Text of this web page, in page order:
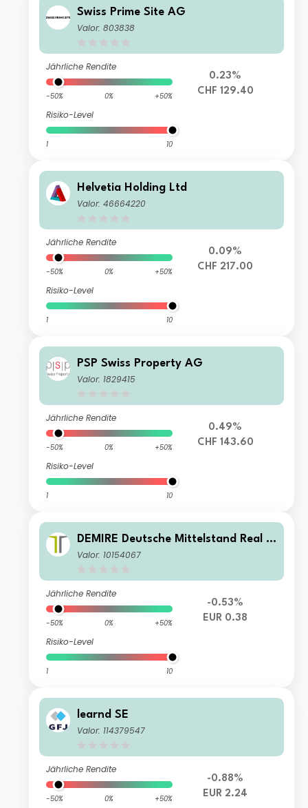
Swiss Prime Site AG
Valor: 803838
Jährliche Rendite
-50% 0% +50%
Risiko-Level
1 10
0.23%
CHF 129.40
Helvetia Holding Ltd
Valor: 46664220
Jährliche Rendite
-50% 0% +50%
Risiko-Level
1 10
0.09%
CHF 217.00
PSP Swiss Property AG
Valor: 1829415
Jährliche Rendite
-50% 0% +50%
Risiko-Level
1 10
0.49%
CHF 143.60
DEMIRE Deutsche Mittelstand Real E
state AG
Valor: 10154067
Jährliche Rendite
-50% 0% +50%
Risiko-Level
1 10
-0.53%
EUR 0.38
learnd SE
Valor: 114379547
Jährliche Rendite
-50% 0% +50%
-0.88%
EUR 2.24